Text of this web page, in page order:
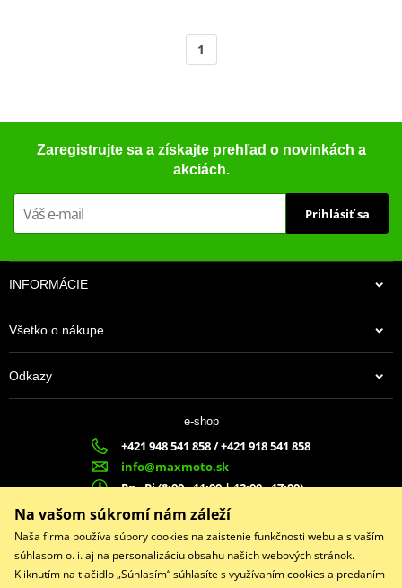
1
Zaregistrujte sa a získajte prehľad o novinkách a
akciách.
Prihlásiť sa
INFORMÁCIE
Všetko o nákupe
Odkazy
e-shop
+421 948 541 858 / +421 918 541 858
info@maxmoto.sk
Po - Pi (8:00 - 11:00 | 12:00 - 17:00)
MAX
MOTO s.r.o.
Slovenských dobrovoľníkov 1439
022 01 Čadca
Na vašom súkromí nám záleží
Naša firma používa súbory cookies na zaistenie funkčnosti webu a s vaším
súhlasom o. i. aj na personalizáciu obsahu našich webových stránok.
Kliknutím na tlačidlo „Súhlasím“ súhlasíte s využívaním cookies a predaním